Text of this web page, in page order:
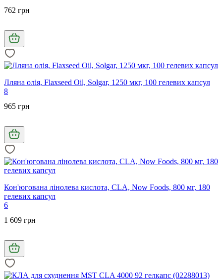
762 грн
Лляна олія, Flaxseed Oil, Solgar, 1250 мкг, 100 гелевих капсул
8
965 грн
Кон'югована лінолева кислота, CLA, Now Foods, 800 мг, 180
гелевих капсул
6
1 609 грн